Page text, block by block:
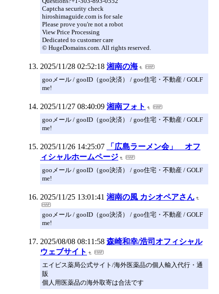
Captcha security check
hiroshimaguide.com is for sale
Please prove you're not a robot
View Price Processing
Dedicated to customer care
© HugeDomains.com. All rights reserved.
2025/11/28 02:52:18 湘南の海
gooメール / gooID（goo決済） / goo住宅・不動産 / GOLF
me!
2025/11/27 08:40:09 湘南フォト
gooメール / gooID（goo決済） / goo住宅・不動産 / GOLF
me!
2025/11/26 14:25:07
「広島ラーメン会」 オフ
ィシャルホームページ
gooメール / gooID（goo決済） / goo住宅・不動産 / GOLF
me!
2025/11/25 13:01:41 湘南の風 カシオペアさん
gooメール / gooID（goo決済） / goo住宅・不動産 / GOLF
me!
2025/08/08 08:11:58 森崎和幸/浩司オフィシャル
ウェブサイト
エイビス薬局公式サイト/海外医薬品の個人輸入代行・通
販
個人用医薬品の海外取寄は合法です